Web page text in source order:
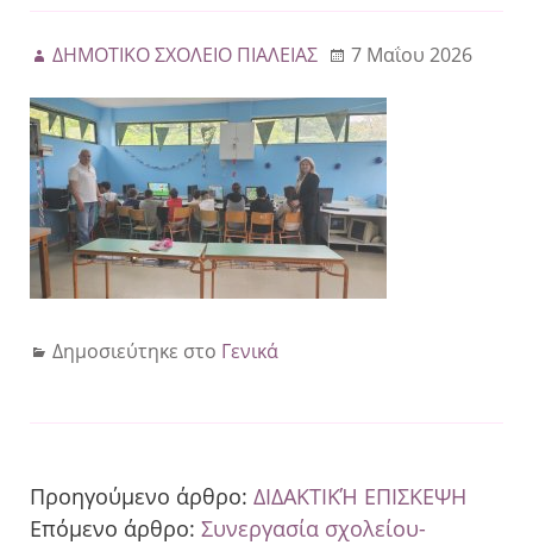
ΔΗΜΟΤΙΚΟ ΣΧΟΛΕΙΟ ΠΙΑΛΕΙΑΣ 7 Μαΐου 2026
Δημοσιεύτηκε στο Γενικά
Προηγούμενο άρθρο: ΔΙΔΑΚΤΙΚΉ ΕΠΙΣΚΕΨΗ
Επόμενο άρθρο: Συνεργασία σχολείου-